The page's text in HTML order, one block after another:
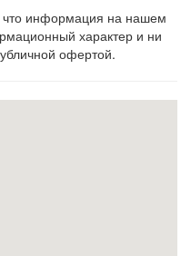
информация на нашем
характер и ни
офертой.